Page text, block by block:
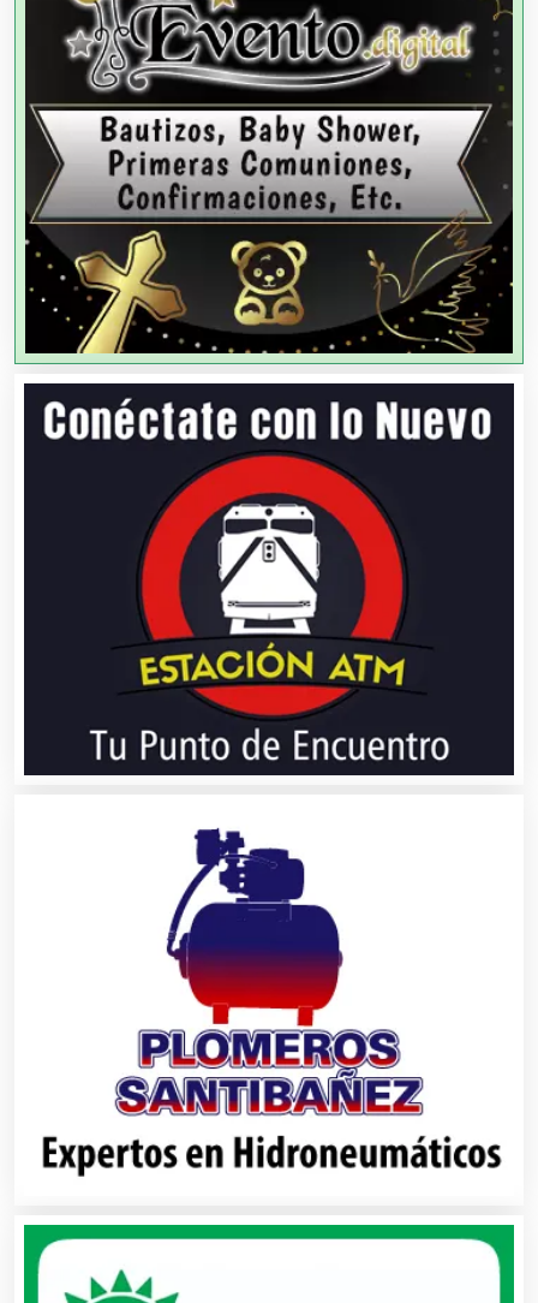
Agencias de Modelos
Agencias de Publicidad
Agencias de Viajes
Agricultores
Agricultura y Ganadería
Agua Purificada
Aire Acondicionado
Alimentos
Almacenaje
Alquiler de Autos
Alquiler de Equipos para Fiestas